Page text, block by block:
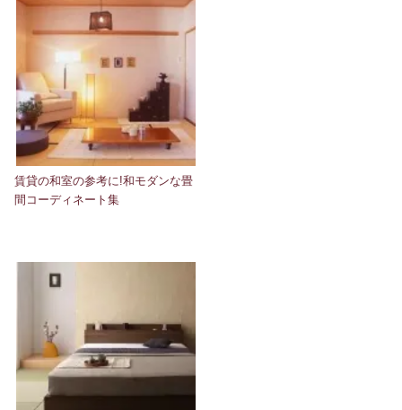
賃貸の和室の参考に!和モダンな畳
間コーディネート集